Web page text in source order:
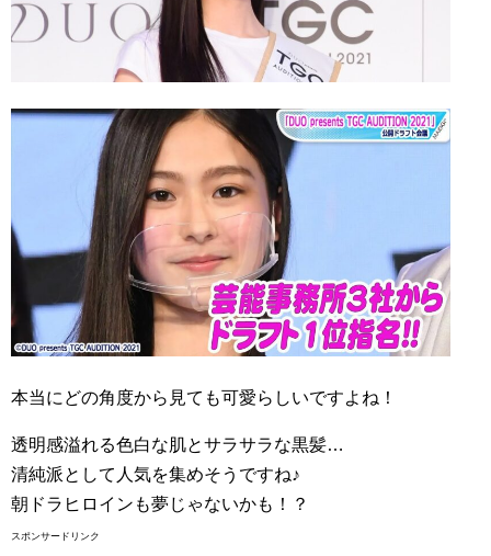
本当にどの角度から見ても可愛らしいですよね！
透明感溢れる色白な肌とサラサラな黒髪…
清純派として人気を集めそうですね♪
朝ドラヒロインも夢じゃないかも！？
スポンサードリンク